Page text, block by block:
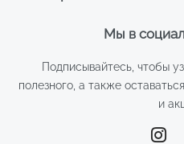
Мы в
Подписывайтесь, чтобы
полезного, а также
и